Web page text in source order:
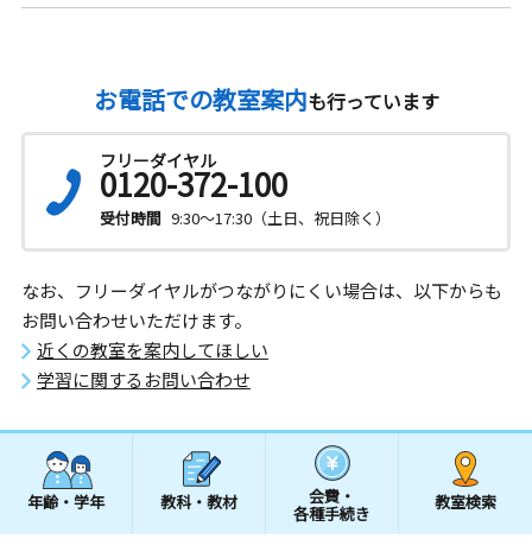
お電話での教室案内も行っています
フリーダイヤル
0120-372-100
受付時間 9:30～17:30（土日、祝日除く）
なお、フリーダイヤルがつながりにくい場合は、以下からも
お問い合わせいただけます。
近くの教室を案内してほしい
学習に関するお問い合わせ
年齢・学年 教科・教材 会費・
各種手続き
教室検索